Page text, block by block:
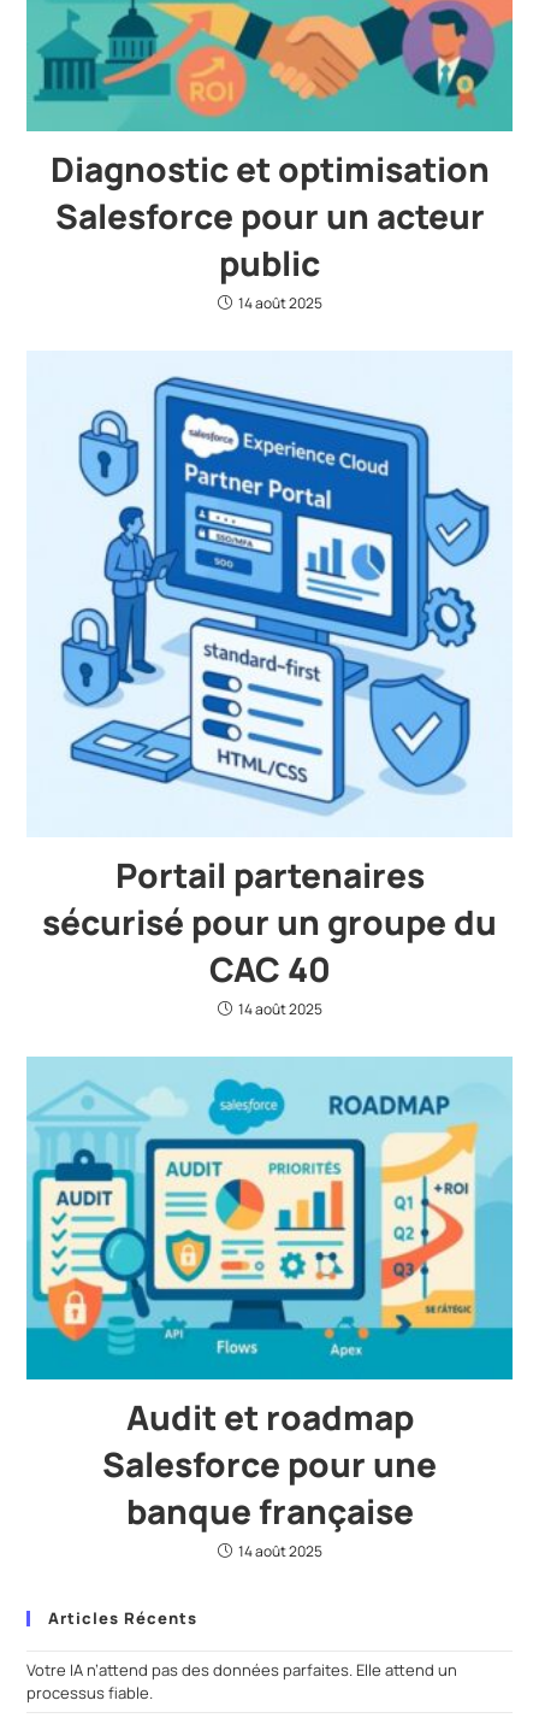
Diagnostic et optimisation
Salesforce pour un acteur
public
14 août 2025
Portail partenaires
sécurisé pour un groupe du
CAC 40
14 août 2025
Audit et roadmap
Salesforce pour une
banque française
14 août 2025
Articles Récents
Votre IA n’attend pas des données parfaites. Elle attend un
processus fiable.